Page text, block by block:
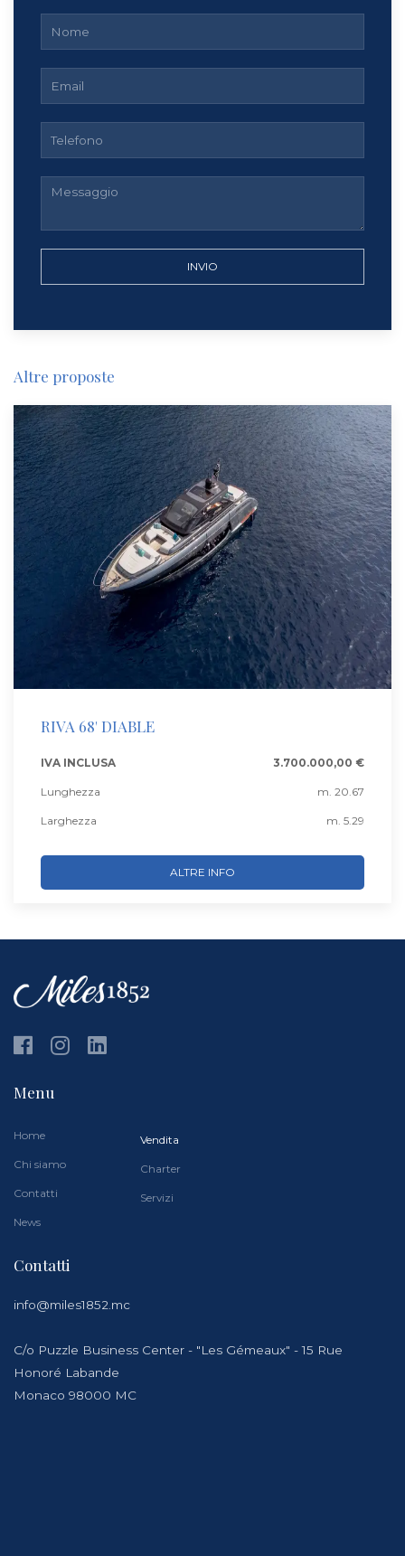
INVIO
Altre proposte
RIVA 68' DIABLE
IVA INCLUSA 3.700.000,00 €
Lunghezza m. 20.67
Larghezza m. 5.29
ALTRE INFO
Menu
Home
Chi siamo
Contatti
News
Vendita
Charter
Servizi
Contatti
info@miles1852.mc
C/o Puzzle Business Center - "Les Gémeaux" - 15 Rue
Honoré Labande
Monaco 98000 MC